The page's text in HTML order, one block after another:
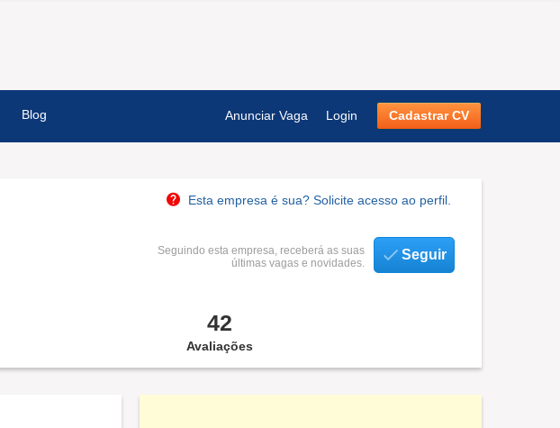
Blog Anunciar Vaga Login Cadastrar CV
Esta empresa é sua? Solicite acesso ao perfil.
Seguindo esta empresa, receberá as suas
últimas vagas e novidades.
Seguir
42
Avaliações